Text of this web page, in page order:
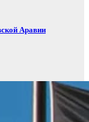
Аравии